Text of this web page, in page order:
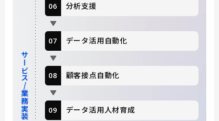
サービス/業務実装
分析支援
データ活用自動化
顧客接点自動化
データ活用人材育成